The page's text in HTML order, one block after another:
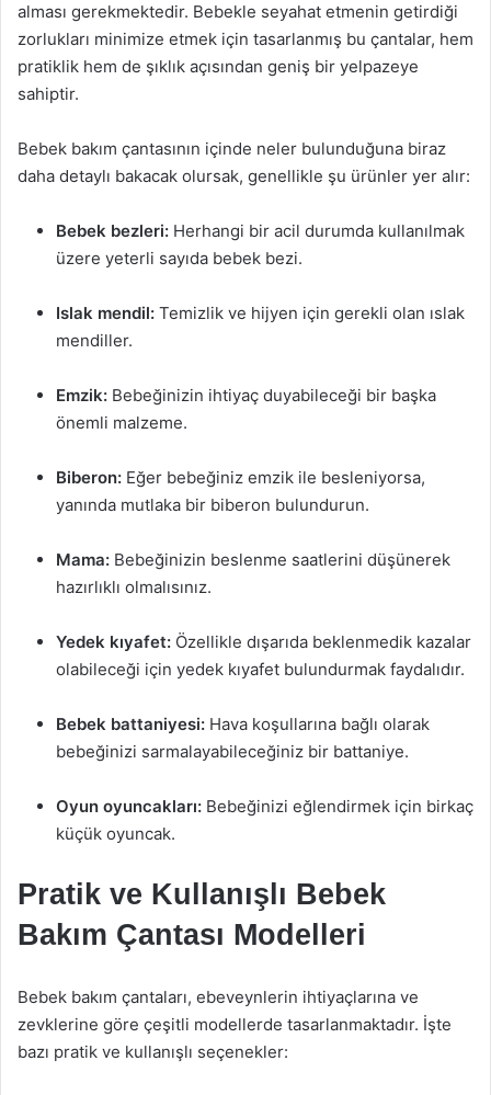
alması gerekmektedir. Bebekle seyahat etmenin getirdiği
zorlukları minimize etmek için tasarlanmış bu çantalar, hem
pratiklik hem de şıklık açısından geniş bir yelpazeye
sahiptir.
Bebek bakım çantasının içinde neler bulunduğuna biraz
daha detaylı bakacak olursak, genellikle şu ürünler yer alır:
Bebek bezleri: Herhangi bir acil durumda kullanılmak
üzere yeterli sayıda bebek bezi.
Islak mendil: Temizlik ve hijyen için gerekli olan ıslak
mendiller.
Emzik: Bebeğinizin ihtiyaç duyabileceği bir başka
önemli malzeme.
Biberon: Eğer bebeğiniz emzik ile besleniyorsa,
yanında mutlaka bir biberon bulundurun.
Mama: Bebeğinizin beslenme saatlerini düşünerek
hazırlıklı olmalısınız.
Yedek kıyafet: Özellikle dışarıda beklenmedik kazalar
olabileceği için yedek kıyafet bulundurmak faydalıdır.
Bebek battaniyesi: Hava koşullarına bağlı olarak
bebeğinizi sarmalayabileceğiniz bir battaniye.
Oyun oyuncakları: Bebeğinizi eğlendirmek için birkaç
küçük oyuncak.
Pratik ve Kullanışlı Bebek
Bakım Çantası Modelleri
Bebek bakım çantaları, ebeveynlerin ihtiyaçlarına ve
zevklerine göre çeşitli modellerde tasarlanmaktadır. İşte
bazı pratik ve kullanışlı seçenekler: